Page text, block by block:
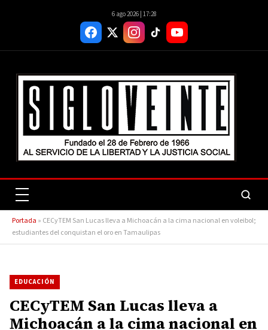
6 ago 2026 | 17:28
Portada » CECyTEM San Lucas lleva a Michoacán a la cima nacional en voleibol;
estudiantes del conquistan el oro en Tamaulipas
EDUCACIÓN
CECyTEM San Lucas lleva a
Michoacán a la cima nacional en